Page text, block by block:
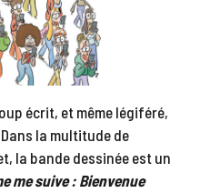
écrit, et même légiféré,
la multitude de
la bande dessinée est un
me suive : Bienvenue